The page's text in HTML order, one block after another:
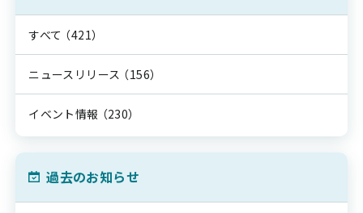
すべて （421）
ニュースリリース （156）
イベント情報 （230）
過去のお知らせ